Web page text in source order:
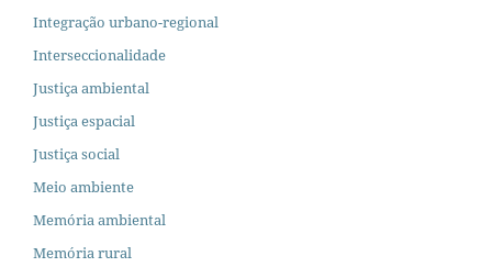
Integração urbano-regional
Interseccionalidade
Justiça ambiental
Justiça espacial
Justiça social
Meio ambiente
Memória ambiental
Memória rural